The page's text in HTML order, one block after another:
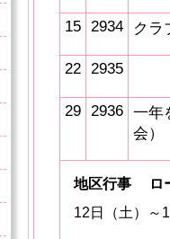
15 2934 クラ
22 2935
29 2936 一年
会）
地区行事
ロ
12日（土）～